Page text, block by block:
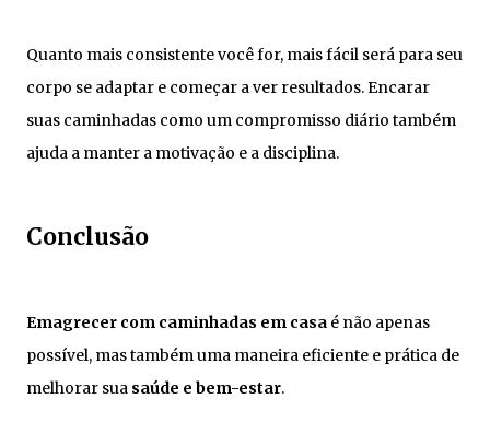
Quanto mais consistente você for, mais fácil será para seu
corpo se adaptar e começar a ver resultados. Encarar
suas caminhadas como um compromisso diário também
ajuda a manter a motivação e a disciplina.
Conclusão
Emagrecer com caminhadas em casa é não apenas
possível, mas também uma maneira eficiente e prática de
melhorar sua saúde e bem-estar.